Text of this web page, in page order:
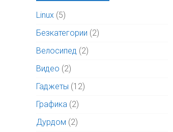
Linux (5)
Безкатегории (2)
Велосипед (2)
Видео (2)
Гаджеты (12)
Графика (2)
Дурдом (2)